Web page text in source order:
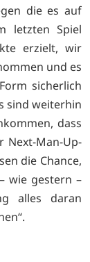
die es auf
letzten Spiel
erzielt, wir
und es
sicherlich
sind weiterhin
dass
Next-Man-Up-
die Chance,
wie gestern –
alles daran